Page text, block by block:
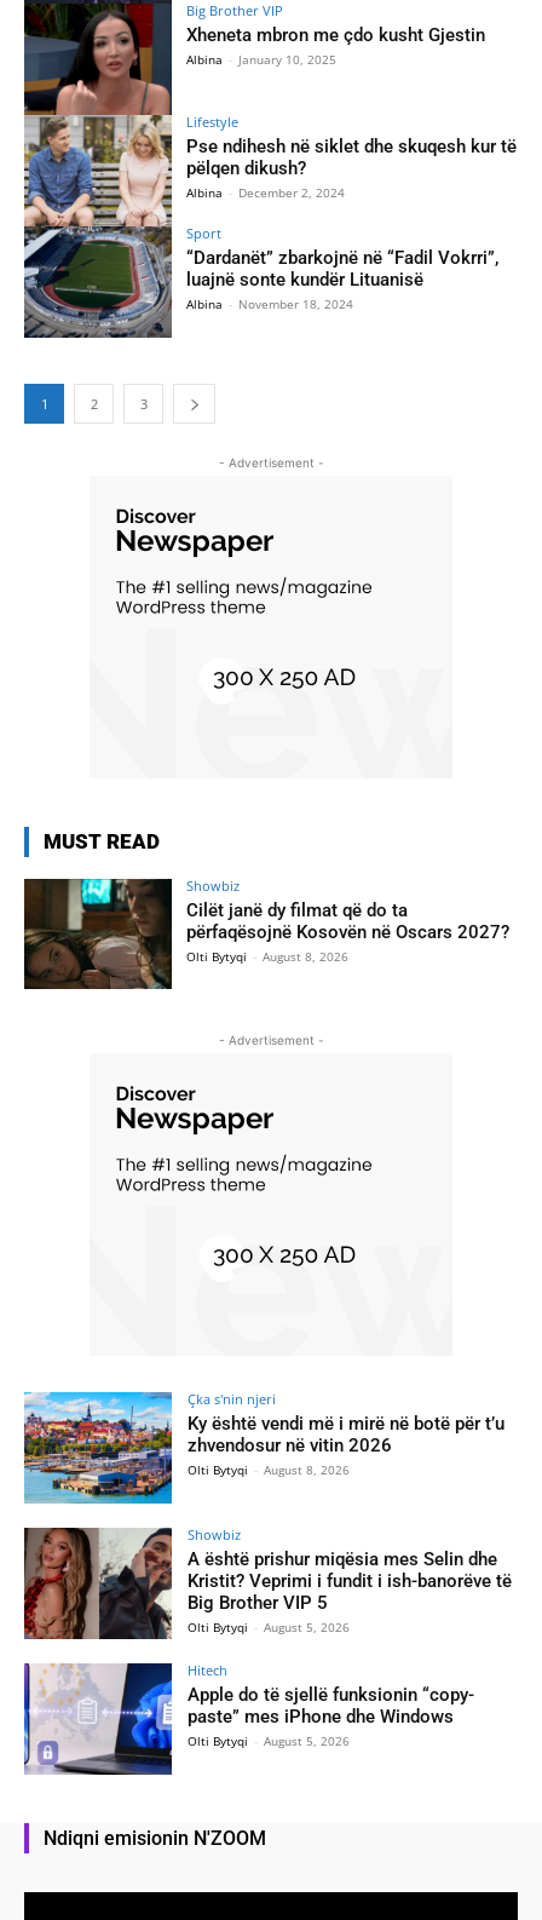
Big Brother VIP
Xheneta mbron me çdo kusht Gjestin
Albina - January 10, 2025
Lifestyle
Pse ndihesh në siklet dhe skuqesh kur të
pëlqen dikush?
Albina - December 2, 2024
Sport
​“Dardanët” zbarkojnë në “Fadil Vokrri”,
luajnë sonte kundër Lituanisë
Albina - November 18, 2024
1 2 3
- Advertisement -
MUST READ
Showbiz
Cilët janë dy filmat që do ta
përfaqësojnë Kosovën në Oscars 2027?
Olti Bytyqi - August 8, 2026
- Advertisement -
Çka s'nin njeri
Ky është vendi më i mirë në botë për t’u
zhvendosur në vitin 2026
Olti Bytyqi - August 8, 2026
Showbiz
A është prishur miqësia mes Selin dhe
Kristit? Veprimi i fundit i ish-banorëve të
Big Brother VIP 5
Olti Bytyqi - August 5, 2026
Hitech
Apple do të sjellë funksionin “copy-
paste” mes iPhone dhe Windows
Olti Bytyqi - August 5, 2026
Ndiqni emisionin N'ZOOM